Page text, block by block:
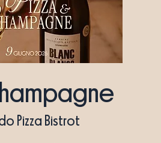
Pizza Bistrot